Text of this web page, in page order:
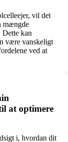
vil det
mængde
Dette kan
være vanskeligt
ved at
at optimere
i, hvordan dit